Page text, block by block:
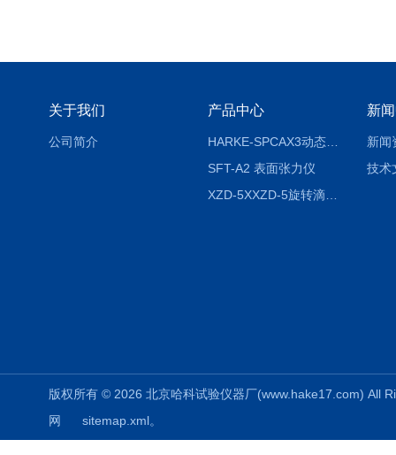
关于我们
公司简介
产品中心
HARKE-SPCAX3动态接触角测定仪系列
SFT-A2 表面张力仪
XZD-5XXZD-5旋转滴超低界面张力仪
新
新闻
技术
版权所有 © 2026 北京哈科试验仪器厂(www.hake17.com)
网
sitemap.xml。